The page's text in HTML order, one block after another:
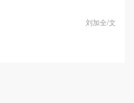
刘加全/文
故当事人及美术馆将不承担相
故当事人及美术馆将不承担相
故当事人及美术馆将不承担相